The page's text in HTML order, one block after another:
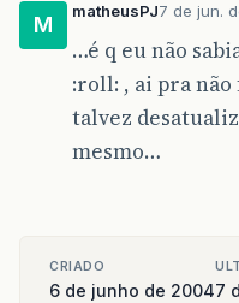
M
matheusPJ7 de jun.
…é q eu não
:roll: , ai pra
talvez
mesmo…
CRIADO
6 de junho de 20047